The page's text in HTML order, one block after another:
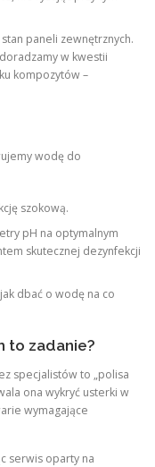
paneli zewnętrznych.
w kwestii
kompozytów –
wodę do
szokową.
pH na optymalnym
skutecznej dezynfekcji
dbać o wodę na co
to zadanie?
specjalistów to „polisa
ona wykryć usterki w
wymagające
serwis oparty na